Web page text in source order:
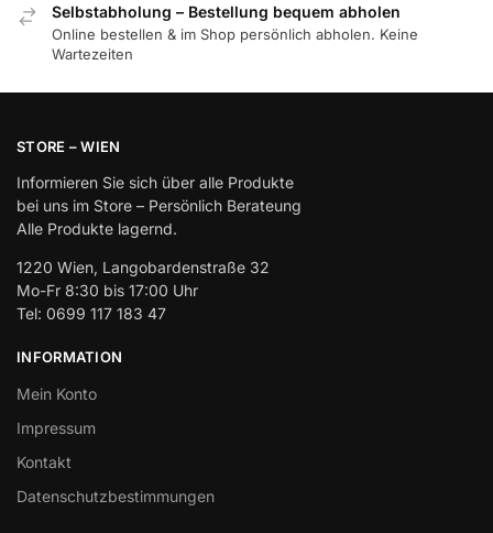
Selbstabholung – Bestellung bequem abholen
Online bestellen & im Shop persönlich abholen. Keine
Wartezeiten
STORE – WIEN
Informieren Sie sich über alle Produkte
bei uns im Store – Persönlich Berateung
Alle Produkte lagernd.
1220 Wien, Langobardenstraße 32
Mo-Fr 8:30 bis 17:00 Uhr
Tel: 0699 117 183 47
INFORMATION
Mein Konto
Impressum
Kontakt
Datenschutzbestimmungen